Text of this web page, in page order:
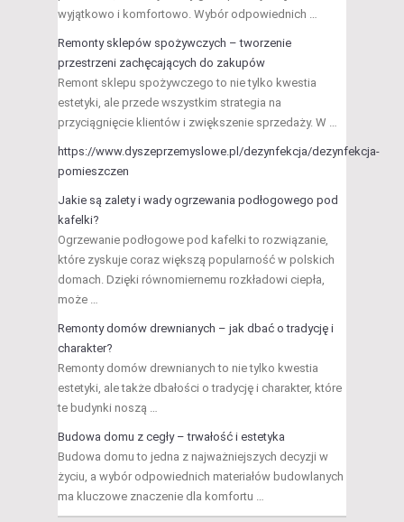
wyjątkowo i komfortowo. Wybór odpowiednich …
Remonty sklepów spożywczych – tworzenie
przestrzeni zachęcających do zakupów
Remont sklepu spożywczego to nie tylko kwestia
estetyki, ale przede wszystkim strategia na
przyciągnięcie klientów i zwiększenie sprzedaży. W …
https://www.dyszeprzemyslowe.pl/dezynfekcja/dezynfekcja-
pomieszczen
Jakie są zalety i wady ogrzewania podłogowego pod
kafelki?
Ogrzewanie podłogowe pod kafelki to rozwiązanie,
które zyskuje coraz większą popularność w polskich
domach. Dzięki równomiernemu rozkładowi ciepła,
może …
Remonty domów drewnianych – jak dbać o tradycję i
charakter?
Remonty domów drewnianych to nie tylko kwestia
estetyki, ale także dbałości o tradycję i charakter, które
te budynki noszą …
Budowa domu z cegły – trwałość i estetyka
Budowa domu to jedna z najważniejszych decyzji w
życiu, a wybór odpowiednich materiałów budowlanych
ma kluczowe znaczenie dla komfortu …